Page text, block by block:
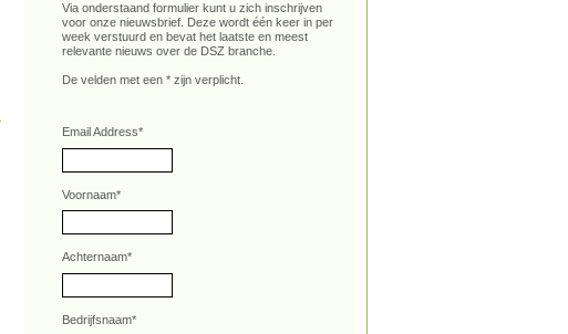
Via onderstaand formulier kunt u zich inschrijven
voor onze nieuwsbrief. Deze wordt één keer in per
week verstuurd en bevat het laatste en meest
relevante nieuws over de DSZ branche.
De velden met een * zijn verplicht.
Email Address*
Voornaam*
Achternaam*
Bedrijfsnaam*